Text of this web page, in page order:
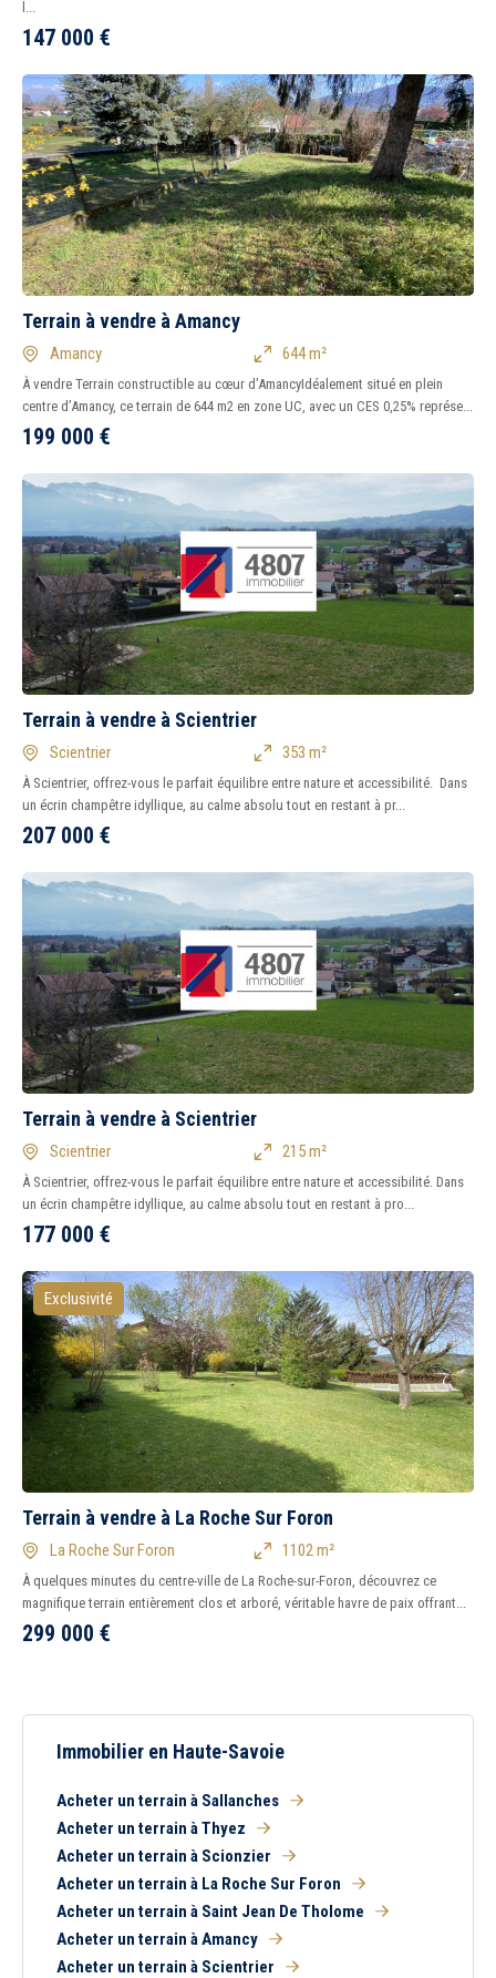
1 2 3 4 5 6 7 8
5 km 10 km 15 km 20 km
l...
147 000 €
Terrain à vendre à Amancy
Amancy 644 m²
À vendre Terrain constructible au cœur d’AmancyIdéalement situé en plein
centre d’Amancy, ce terrain de 644 m2 en zone UC, avec un CES 0,25% représe...
199 000 €
Terrain à vendre à Scientrier
Scientrier 353 m²
À Scientrier, offrez-vous le parfait équilibre entre nature et accessibilité. Dans
un écrin champêtre idyllique, au calme absolu tout en restant à pr...
207 000 €
Terrain à vendre à Scientrier
Scientrier 215 m²
À Scientrier, offrez-vous le parfait équilibre entre nature et accessibilité. Dans
un écrin champêtre idyllique, au calme absolu tout en restant à pro...
177 000 €
Exclusivité
Terrain à vendre à La Roche Sur Foron
La Roche Sur Foron 1102 m²
À quelques minutes du centre-ville de La Roche-sur-Foron, découvrez ce
magnifique terrain entièrement clos et arboré, véritable havre de paix offrant...
299 000 €
Immobilier en Haute-Savoie
Acheter un terrain à Sallanches
Acheter un terrain à Thyez
Acheter un terrain à Scionzier
Acheter un terrain à La Roche Sur Foron
Acheter un terrain à Saint Jean De Tholome
Acheter un terrain à Amancy
Acheter un terrain à Scientrier